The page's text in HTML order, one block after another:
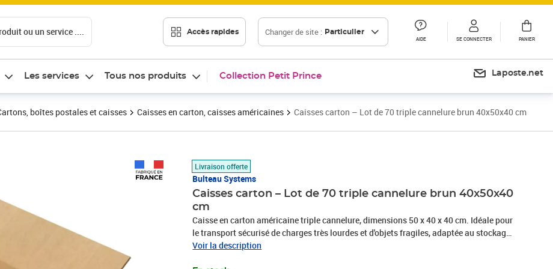
ou un service .... Accès rapides Changer de site : Particulier
AIDE SE CONNECTER PANIER
Les services Tous nos produits Collection Petit Prince Laposte.net
boîtes postales et caisses Caisses en carton, caisses américaines Caisses carton – Lot de 70 triple cannelure brun 40x50x40 cm
Livraison offerte
Bulteau Systems
Caisses carton – Lot de 70 triple cannelure brun 40x50x40
cm
Caisse en carton américaine triple cannelure, dimensions 50 x 40 x 40 cm. Idéale pour
le transport sécurisé de charges très lourdes et d'objets fragiles, adaptée au stockage
longue durée et à l'exportation.Cette caisse en carton américaine à triple cannelure,
Voir la description
Prix 630,85€